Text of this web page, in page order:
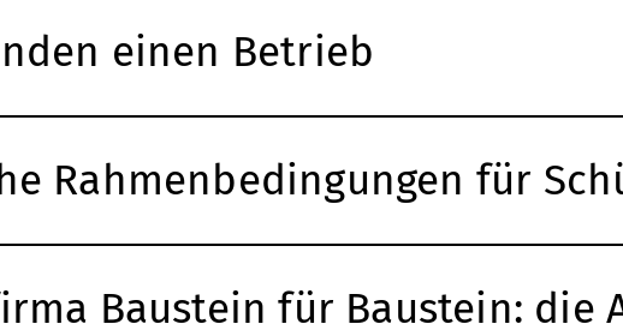
einen Betrieb
Rahmenbedingungen für
Baustein für Baustein: die